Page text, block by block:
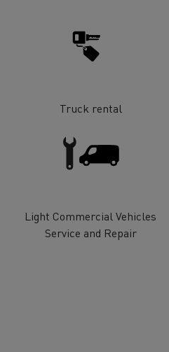
Truck rental
Light Commercial Vehicles
Service and Repair